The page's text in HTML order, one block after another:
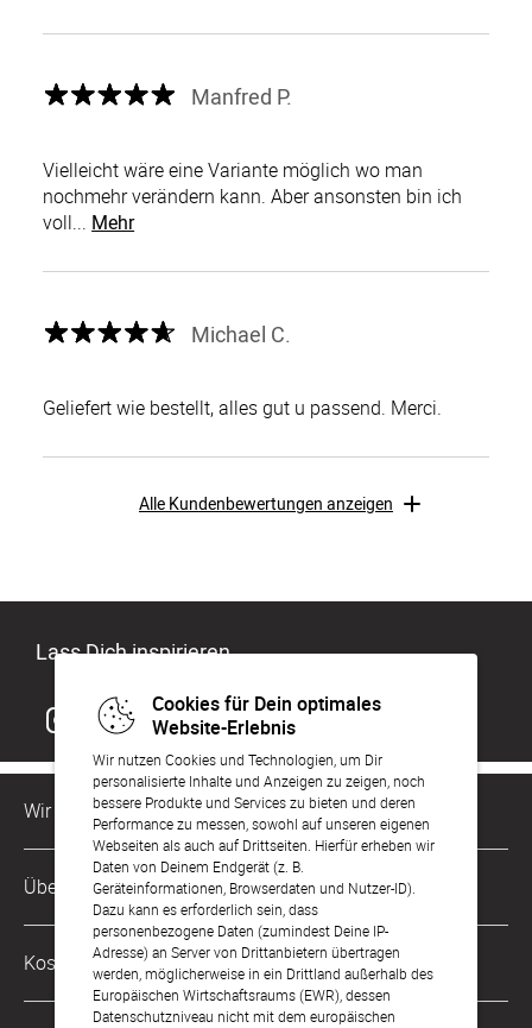
Cookies für Dein optimales
Website-Erlebnis
Wir nutzen Cookies und Technologien, um Dir
personalisierte Inhalte und Anzeigen zu zeigen, noch
bessere Produkte und Services zu bieten und deren
Performance zu messen, sowohl auf unseren eigenen
Webseiten als auch auf Drittseiten. Hierfür erheben wir
Daten von Deinem Endgerät (z. B.
Geräteinformationen, Browserdaten und Nutzer-ID).
Dazu kann es erforderlich sein, dass
personenbezogene Daten (zumindest Deine IP-
Adresse) an Server von Drittanbietern übertragen
werden, möglicherweise in ein Drittland außerhalb des
Europäischen Wirtschaftsraums (EWR), dessen
Datenschutzniveau nicht mit dem europäischen
Manfred P.
Vielleicht wäre eine Variante möglich wo man
nochmehr verändern kann. Aber ansonsten bin ich
voll... Mehr
Michael C.
Geliefert wie bestellt, alles gut u passend. Merci.
Alle Kundenbewertungen anzeigen
Lass Dich inspirieren
Wir sind für Dich da
Kundenservice-Hotline
0049 221 956 725 10
Mo. - Fr. von 9 bis 17 Uhr
kontakt@sendmoments.at
Über Uns
Philosophie
Karriere
Kostenlose Services
Musterkarten